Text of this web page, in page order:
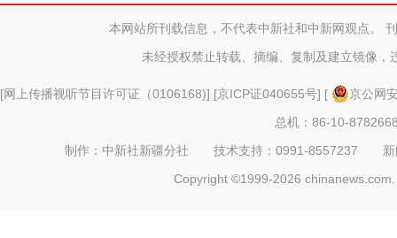
水：阿诗
本网站所刊载信息，不代表中新社和中新网观点。
未经授权禁止转载、摘编、复制及建立镜像，
[网上传播视听节目许可证（0106168)] [京ICP证040655号] [
京公网
总机：86-10-
制作：中新社新疆分社 技术支持：0991-8557237
Copyright ©1999-2026